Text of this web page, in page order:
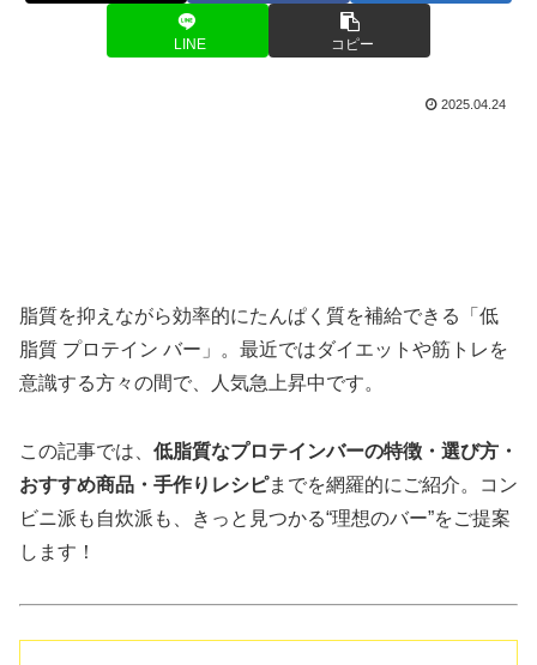
LINE コピー
2025.04.24
脂質を抑えながら効率的にたんぱく質を補給できる「低
脂質 プロテイン バー」。最近ではダイエットや筋トレを
意識する方々の間で、人気急上昇中です。
この記事では、 低脂質なプロテインバーの特徴・選び方・
おすすめ商品・手作りレシピまでを網羅的にご紹介。コン
ビニ派も自炊派も、きっと見つかる“理想のバー”をご提案
します！